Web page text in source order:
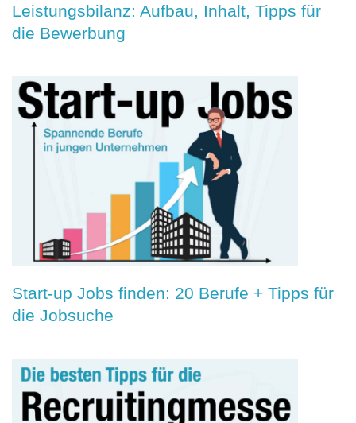
Leistungsbilanz: Aufbau, Inhalt, Tipps für
die Bewerbung
Start-up Jobs finden: 20 Berufe + Tipps für
die Jobsuche